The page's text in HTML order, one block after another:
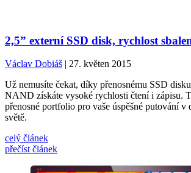
2,5” externí SSD disk, rychlost
Václav Dobiáš | 27. květen 2015
Už nemusíte čekat, díky přenosnému SSD
NAND získáte vysoké rychlosti čtení i zápisu.
přenosné portfolio pro vaše úspěšné putování v
světě.
celý článek
přečíst článek